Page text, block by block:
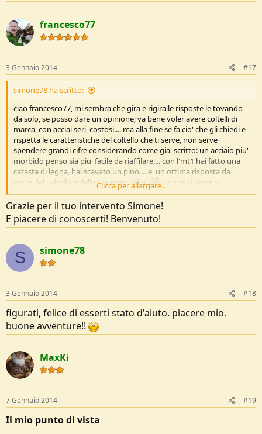
francesco77
3 Gennaio 2014 #17
simone78 ha scritto:
ciao francesco77, mi sembra che gira e rigira le risposte le tovando
da solo, se posso dare un opinione; va bene voler avere coltelli di
marca, con acciai seri, costosi.... ma alla fine se fa cio' che gli chiedi e
rispetta le caratteristiche del coltello che ti serve, non serve
spendere grandi cifre considerando come gia' scritto: un acciaio piu'
morbido penso sia piu' facile da riaffilare.... con l'mt1 hai fatto una
catasta di legna, hai scavato un pino.... e' un ottima risposta da
parte del coltello e della tua manualita'
cmq se ti serve su
youtube trovi molti video con commenti positivi sull'mt1.
tanto per fare un paragone cito: il dajo survivor knife, che ha mio
parere e' molto inferiore all'mt1 causa spessore della lama troppo
fine per il chopping e per l'alleggerimento della lama(cosa succede
), tutte cose da considerare oltre agli acciai, affilature, biselli
ecc ecc. spero di esser sta d'aiuto ciao
Clicca per allargare...
Grazie per il tuo intervento Simone!
E piacere di conoscerti! Benvenuto!
S simone78
3 Gennaio 2014 #18
figurati, felice di esserti stato d'aiuto. piacere mio.
buone avventure!!
MaxKi
7 Gennaio 2014 #19
Il mio punto di vista